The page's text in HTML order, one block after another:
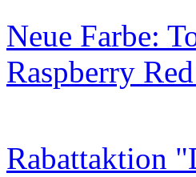
Neue Farbe:
Raspberry
Rabattaktion